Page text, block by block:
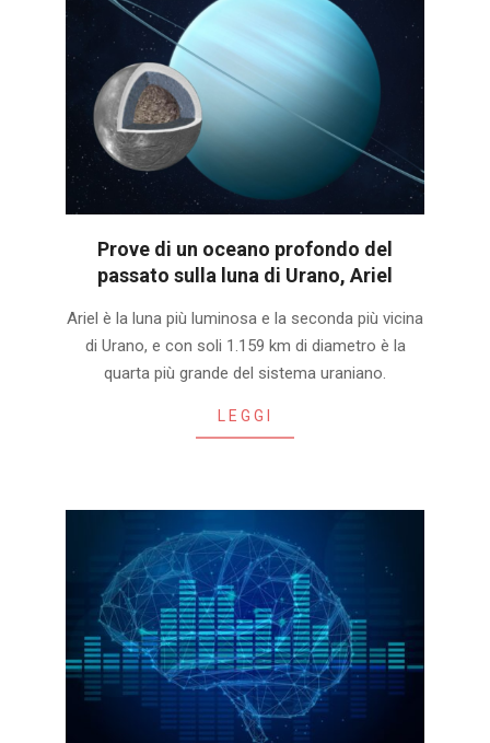
Prove di un oceano profondo del
passato sulla luna di Urano, Ariel
09-
Ariel è la luna più luminosa e la seconda più vicina
di Urano, e con soli 1.159 km di diametro è la
quarta più grande del sistema uraniano.
LEGGI